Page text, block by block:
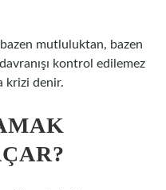
bazen mutluluktan, bazen
kontrol edilemez
krizi denir.